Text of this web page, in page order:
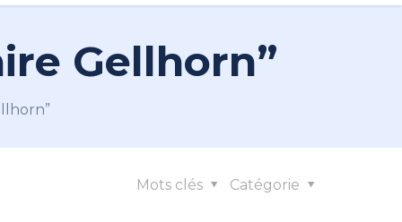
Gellhorn”
Catégorie
Mots clés